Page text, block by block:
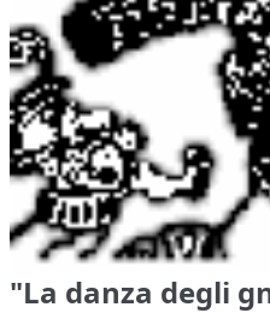
"La danza degli